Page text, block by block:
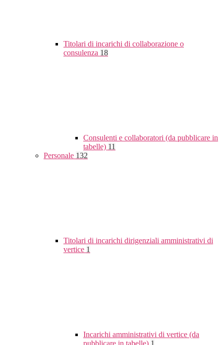
Titolari di incarichi di collaborazione o
consulenza 18
Consulenti e collaboratori (da pubblicare in
tabelle) 11
Personale 132
Titolari di incarichi dirigenziali amministrativi di
vertice 1
Incarichi amministrativi di vertice (da